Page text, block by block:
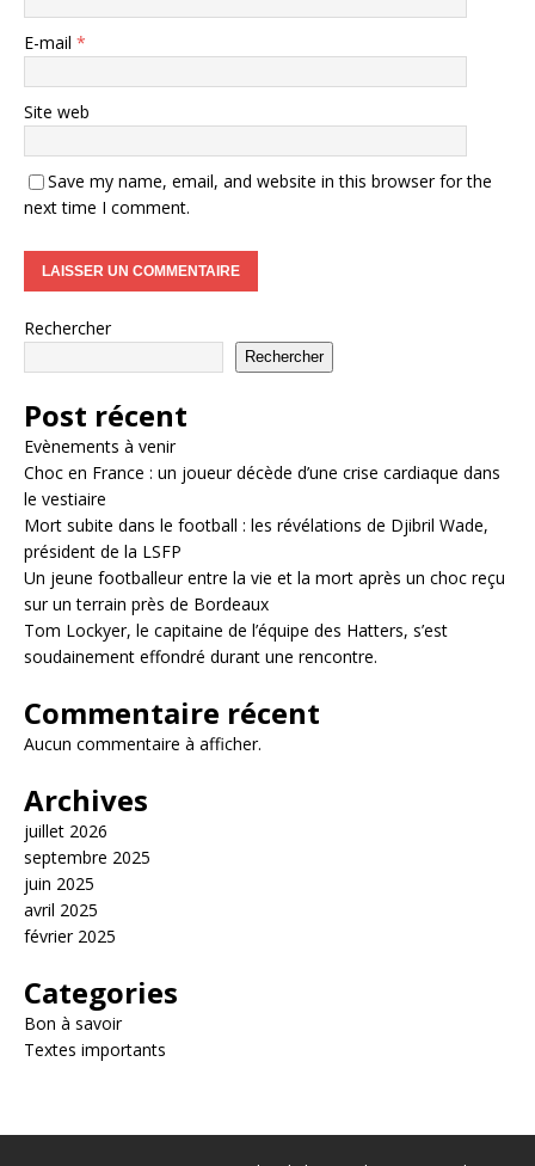
E-mail *
Site web
Save my name, email, and website in this browser for the
next time I comment.
Rechercher
Rechercher
Post récent
Evènements à venir
Choc en France : un joueur décède d’une crise cardiaque dans
le vestiaire
Mort subite dans le football : les révélations de Djibril Wade,
président de la LSFP
Un jeune footballeur entre la vie et la mort après un choc reçu
sur un terrain près de Bordeaux
Tom Lockyer, le capitaine de l’équipe des Hatters, s’est
soudainement effondré durant une rencontre.
Commentaire récent
Aucun commentaire à afficher.
Archives
juillet 2026
septembre 2025
juin 2025
avril 2025
février 2025
Categories
Bon à savoir
Textes importants